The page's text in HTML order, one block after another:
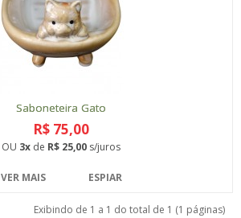
Saboneteira Gato
R$ 75,00
OU 3x de R$ 25,00 s/juros
VER MAIS ESPIAR
Exibindo de 1 a 1 do total de 1 (1 páginas)